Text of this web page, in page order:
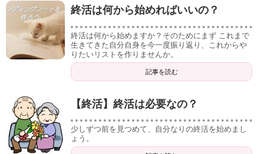
終活は何から始めればいいの？
終活は何から始めますか？そのためにまず これまで
生きてきた自分自身を今一度振り返り、これからや
りたいリストを作りませんか。
記事を読む
【終活】終活は必要なの？
少しずつ前を見つめて、自分なりの終活を始めまし
ょう。